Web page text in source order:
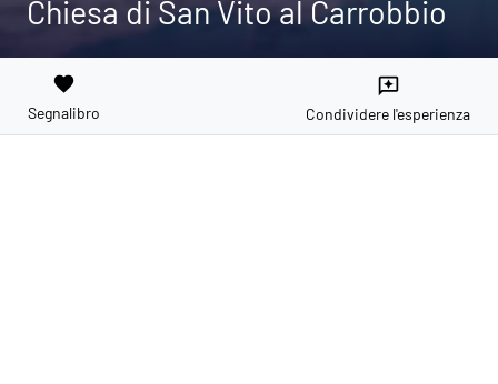
Chiesa di San Vito al Carrobbio
favorite
Segnalibro
reviews
Condividere l'esperienza